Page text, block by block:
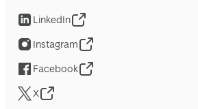
LinkedIn
Instagram
Facebook
X